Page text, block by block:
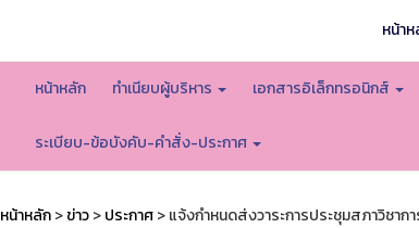
หน้า
หน้าหลัก ทำเนียบผู้บริหาร เอกสารอิเล็กทรอนิกส์
ระเบียบ-ข้อบังคับ-คำสั่ง-ประกาศ
หน้าหลัก>ข่าว>ประกาศ> แจ้งกำหนดส่งวาระการประชุมสภาวิชา